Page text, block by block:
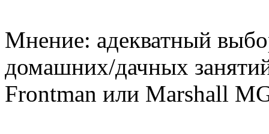
Мнение: адекватный
домашних/дачных
Frontman или Marshall